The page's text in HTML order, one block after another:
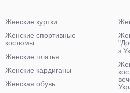
Женские куртки
Женские спортивные
костюмы
Женские платья
Женские кардиганы
Женская обувь
з